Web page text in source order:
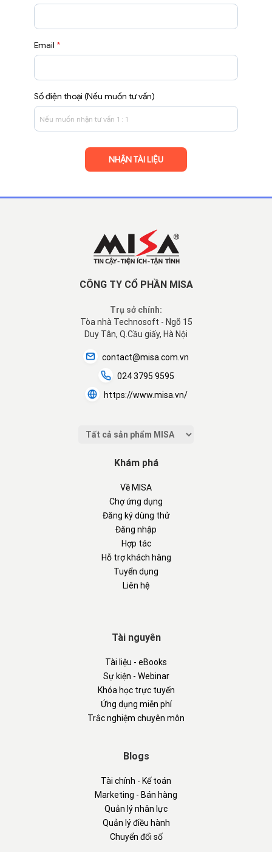
Email *
Số điện thoại (Nếu muốn tư vấn)
CÔNG TY CỔ PHẦN MISA
Trụ sở chính:
Tòa nhà Technosoft - Ngõ 15
Duy Tân, Q.Cầu giấy, Hà Nội
contact@misa.com.vn
024 3795 9595
https://www.misa.vn/
Khám phá
Về MISA
Chợ ứng dụng
Đăng ký dùng thử
Đăng nhập
Hợp tác
Hỗ trợ khách hàng
Tuyển dụng
Liên hệ
Tài nguyên
Tài liệu - eBooks
Sự kiện - Webinar
Khóa học trực tuyến
Ứng dụng miễn phí
Trắc nghiệm chuyên môn
Blogs
Tài chính - Kế toán
Marketing - Bán hàng
Quản lý nhân lực
Quản lý điều hành
Chuyển đổi số